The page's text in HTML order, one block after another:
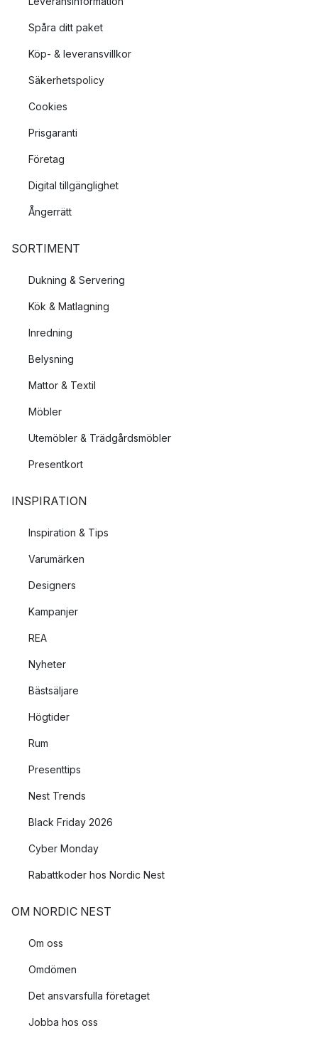
Spåra ditt paket
Köp- & leveransvillkor
Säkerhetspolicy
Cookies
Prisgaranti
Företag
Digital tillgänglighet
Ångerrätt
SORTIMENT
Dukning & Servering
Kök & Matlagning
Inredning
Belysning
Mattor & Textil
Möbler
Utemöbler & Trädgårdsmöbler
Presentkort
INSPIRATION
Inspiration & Tips
Varumärken
Designers
Kampanjer
REA
Nyheter
Bästsäljare
Högtider
Rum
Presenttips
Nest Trends
Black Friday 2026
Cyber Monday
Rabattkoder hos Nordic Nest
OM NORDIC NEST
Om oss
Omdömen
Det ansvarsfulla företaget
Jobba hos oss